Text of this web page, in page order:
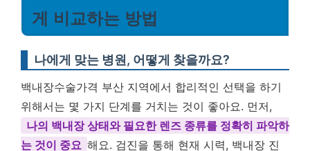
게 비교하는 방법
나에게 맞는 병원, 어떻게 찾을까요?
백내장수술가격 부산 지역에서 합리적인 선택을 하기
위해서는 몇 가지 단계를 거치는 것이 좋아요. 먼저,
나의 백내장 상태와 필요한 렌즈 종류를 정확히 파악하
는 것이 중요 해요. 검진을 통해 현재 시력, 백내장 진